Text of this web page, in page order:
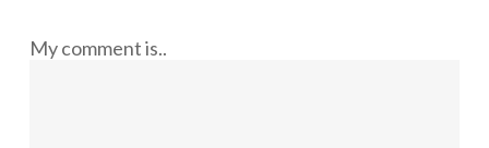
My comment is..